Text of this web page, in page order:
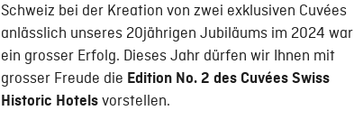
Schweiz bei der Kreation von zwei exklusiven Cuvées
anlässlich unseres 20jährigen Jubiläums im 2024 war
ein grosser Erfolg. Dieses Jahr dürfen wir Ihnen mit
grosser Freude die Edition No. 2 des Cuvées Swiss
Historic Hotelsvorstellen.